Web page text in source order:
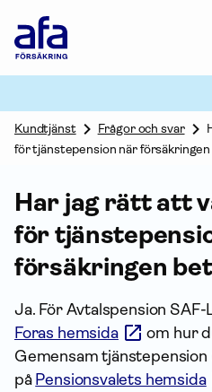
Försäkring
Kundtjänst Frågor och svar
för tjänstepension när
Har jag rätt att
för
försäkringen
Ja. För Avtals­pension SAF-
Foras hemsida
om hur
Gemensam tjänste­pension
på Pensionsvalets hemsida